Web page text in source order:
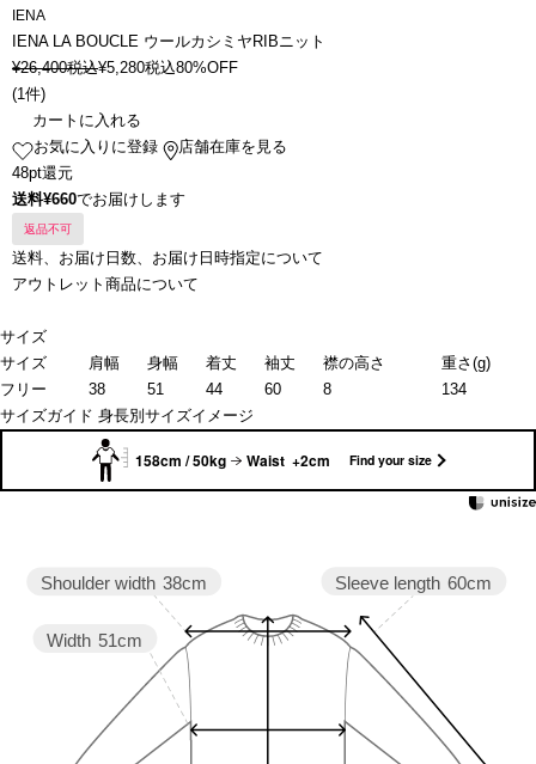
IENA
IENA LA BOUCLE ウールカシミヤRIBニット
¥26,400税込¥5,280税込80%OFF
(1件)
カートに入れる
お気に入りに登録
店舗在庫を見る
48pt還元
送料¥660でお届けします
返品不可
送料、お届け日数、お届け日時指定について
アウトレット商品について
サイズ
サイズ
肩幅 身幅 着丈 袖丈 襟の高さ
重さ(g)
フリー
38 51 44 60 8
134
サイズガイド 身長別サイズイメージ
158cm / 50kg Waist +2cm Find your size
Sleeve length 60cm
Width 51cm
Shoulder width 38cm